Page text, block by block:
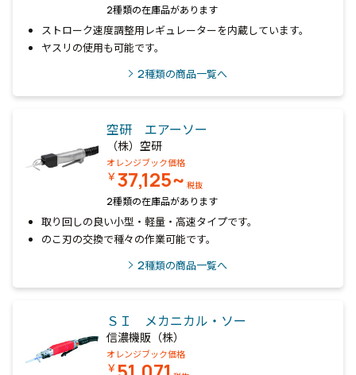
2種類の在庫品があります
ストローク速度調整用レギュレーターを内蔵しています。
ヤスリの使用も可能です。
2種類の商品一覧へ
空研 エアーソー
（株）空研
オレンジブック価格
￥37,125~ 税抜
2種類の在庫品があります
取り回しの良い小型・軽量・高速タイプです。
のこ刃の交換で種々の作業可能です。
2種類の商品一覧へ
ＳＩ メカニカル・ソー
信濃機販（株）
オレンジブック価格
￥